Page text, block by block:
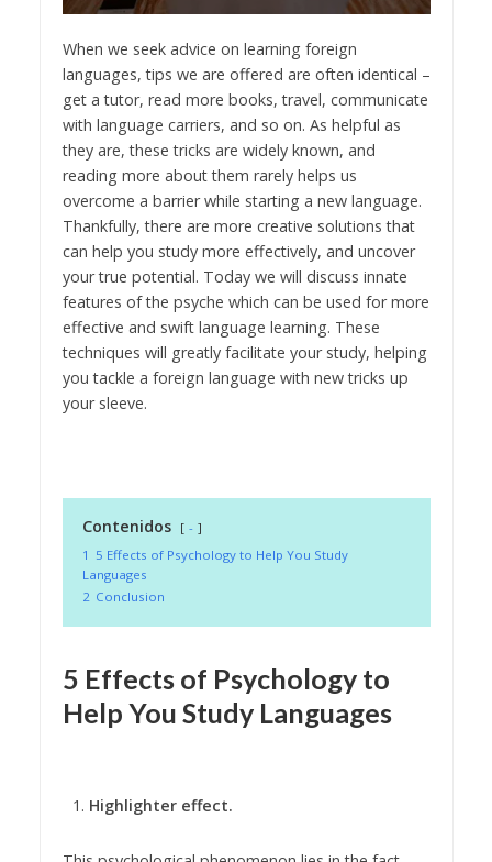
When we seek advice on learning foreign
languages, tips we are offered are often identical –
get a tutor, read more books, travel, communicate
with language carriers, and so on. As helpful as
they are, these tricks are widely known, and
reading more about them rarely helps us
overcome a barrier while starting a new language.
Thankfully, there are more creative solutions that
can help you study more effectively, and uncover
your true potential. Today we will discuss innate
features of the psyche which can be used for more
effective and swift language learning. These
techniques will greatly facilitate your study, helping
you tackle a foreign language with new tricks up
your sleeve.
Contenidos
-
1 5 Effects of Psychology to Help You Study
Languages
2 Conclusion
5 Effects of Psychology to
Help You Study Languages
Highlighter effect.